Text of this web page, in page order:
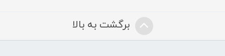
برگشت به بالا